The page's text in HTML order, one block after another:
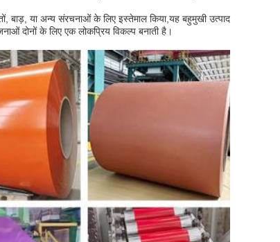
बाड़, या अन्य संरचनाओं के लिए इस्तेमाल किया,यह बहुमुखी उत्पाद
दोनों के लिए एक लोकप्रिय विकल्प बनाती है।